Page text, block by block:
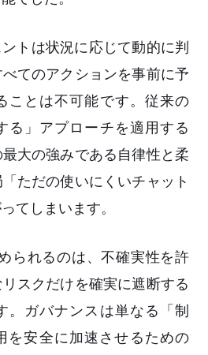
トは状況に応じて動的に判
てのアクションを事前に予
ことは不可能です。従来の
る」アプローチを適用する
大の強みである自律性と柔
ただの使いにくいチャット
てしまいます。
られるのは、不確実性を許
スクだけを確実に遮断する
。ガバナンスは単なる「制
を安全に加速させるための